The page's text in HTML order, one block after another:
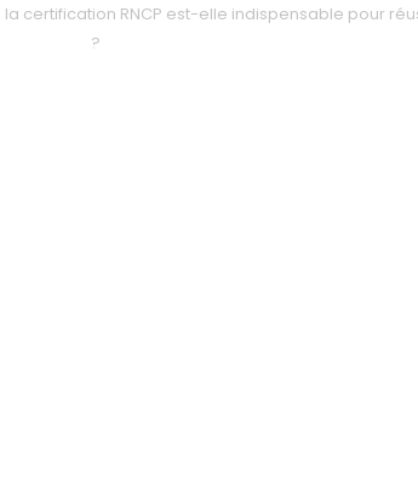
certification RNCP est-elle indispensable pour
?